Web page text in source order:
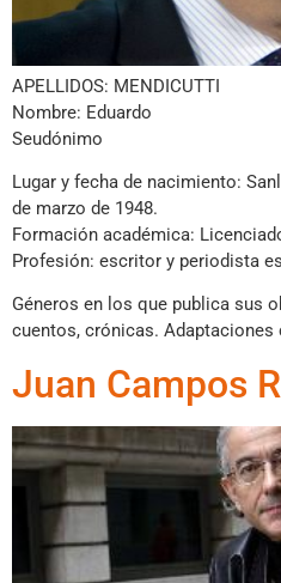
APELLIDOS: MENDICUTTI
Nombre: Eduardo
Seudónimo
Lugar y fecha de nacimiento:
de marzo de 1948.
Formación académica:
Profesión: escritor y periodista
Géneros en los que publica sus
cuentos, crónicas. Adaptaciones
Juan Campos